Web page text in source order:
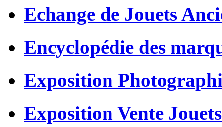
Echange de Jouets
Encyclopédie des
Exposition
Exposition Vente